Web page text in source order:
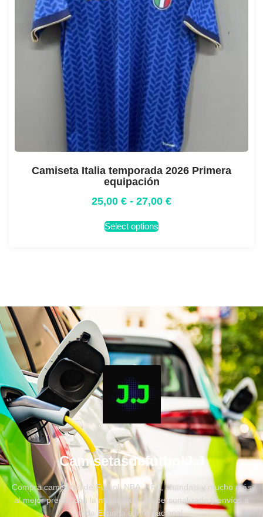
Camiseta Italia temporada 2026 Primera
equipación
25,00 € - 27,00 €
Select options
CamisetasdefutbolJ.J
Compra camisetas de Fútbol, NBA, NFL, chandals y mucho más
al mejor precio, con la mejor atención personalizada y envíos a
toda España e internacional.